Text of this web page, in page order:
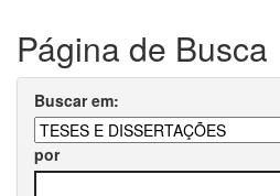
Página de Busca
Buscar em:
por